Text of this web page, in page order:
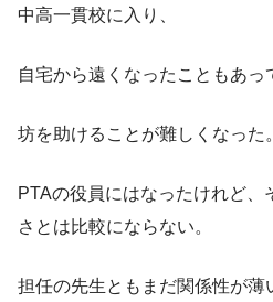
中高一貫校に入り、
自宅から遠くなったこともあっ
坊を助けることが難しくなった。
PTAの役員にはなったけれど
さとは比較にならない。
担任の先生ともまだ関係性が薄